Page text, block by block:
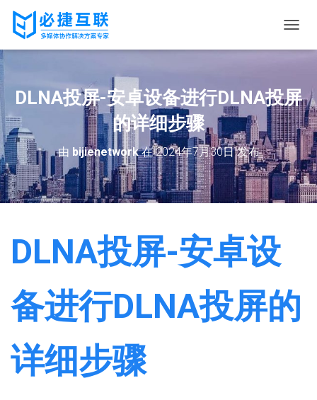
换
DLNA投屏-安卓设备进行DLNA投屏
的详细步骤
由 bijienetwork在2024年7月30日发布
DLNA投屏-安卓设
备进行DLNA投屏的
详细步骤